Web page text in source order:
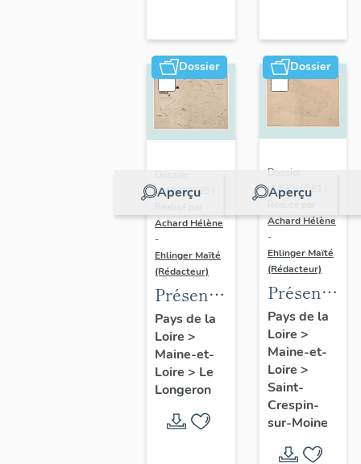
Dossier
Aperçu
IA49010565 |
Achard Hélène
-
Ehlinger Maïté
(Rédacteur)
Présentation
du
patrimoine
industriel
de la
commune
du
Pays de la
Loire >
Maine-et-
Loire > Le
Longeron
Dossier
Aperçu
Dossier
IA49010581 |
Achard Hélène
-
Ehlinger Maïté
(Rédacteur)
du
patrimoine
industriel
de la
commune
de Saint-
Crespin-
Pays de la
Loire >
Maine-et-
Loire >
Saint-
Crespin-
sur-Moine